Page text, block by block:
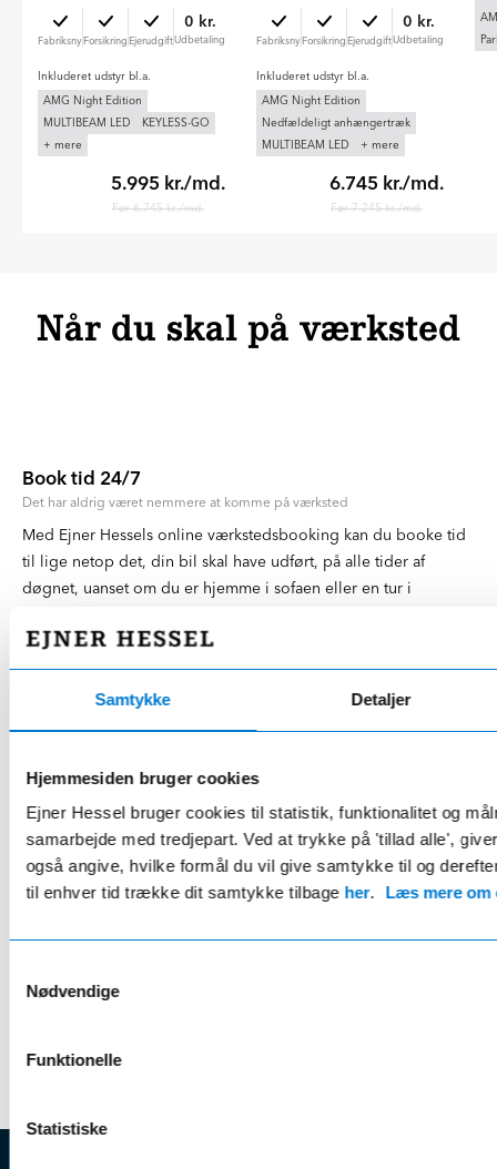
Samtykke Detaljer
Hjemmesiden bruger cookies
Ejner Hessel bruger cookies til statistik, funktionalitet og
samarbejde med tredjepart. Ved at trykke på 'tillad alle',
også angive, hvilke formål du vil give samtykke til og
til enhver tid trække dit samtykke tilbage her. Læs mere om
Nødvendige
Funktionelle
Statistiske
FabriksnyForsikringEjerudgift
0 kr.
Udbetaling
Inkluderet udstyr bl.a.
AMG Night Edition
MULTIBEAM LED
KEYLESS-GO
+ mere
5.995 kr./md.
Før 6.745 kr./md.
FabriksnyForsikringEjerudgift
0 kr.
Udbetaling
Inkluderet udstyr bl.a.
AMG Night Edition
Nedfældeligt anhængertræk
MULTIBEAM LED
+ mere
6.745 kr./md.
Før 7.245 kr./md.
Når du skal på værksted
Book tid 24/7
Det har aldrig været nemmere at komme på værksted
Med Ejner Hessels online værkstedsbooking kan du booke tid
til lige netop det, din bil skal have udført, på alle tider af
døgnet, uanset om du er hjemme i sofaen eller en tur i
ydelser og find derefter det værksted og den tid, der passer
dig bedst.Nemmere bliver det ikke.
Book værkstedstid her
Kom billigere på værksted
Dem med de gode aftaler, får flere fordele
Hos Ejner Hessel kan du tegne serviceaftaler, som gør dine
og meget mere -